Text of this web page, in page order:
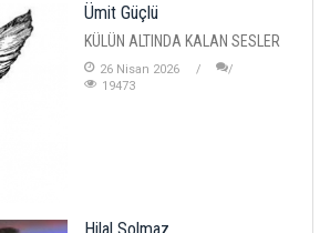
Ümit Güçlü
KÜLÜN ALTINDA KALAN SESLER
26 Nisan 2026
19473
Hilal Solmaz